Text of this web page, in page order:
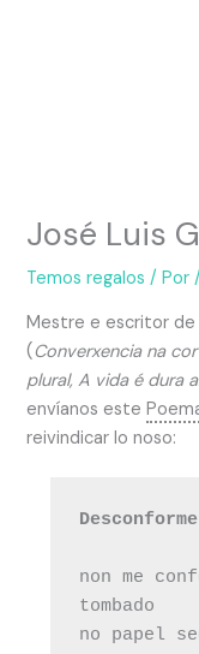
José Luis
Temos regalos / Por
Mestre e escritor
(Converxencia na
plural, A vida é dura
envíanos este
reivindicar lo noso:
Desconforme
non me
tombado
no papel